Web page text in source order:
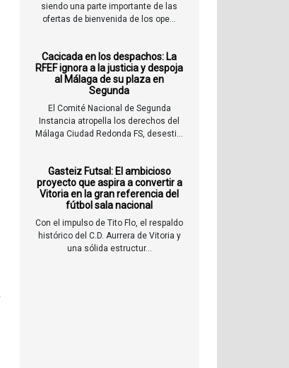
siendo una parte importante de las
ofertas de bienvenida de los ope...
Cacicada en los despachos: La
RFEF ignora a la justicia y despoja
al Málaga de su plaza en
Segunda
El Comité Nacional de Segunda
Instancia atropella los derechos del
Málaga Ciudad Redonda FS, desesti...
Gasteiz Futsal: El ambicioso
proyecto que aspira a convertir a
Vitoria en la gran referencia del
fútbol sala nacional
Con el impulso de Tito Flo, el respaldo
histórico del C.D. Aurrera de Vitoria y
una sólida estructur...